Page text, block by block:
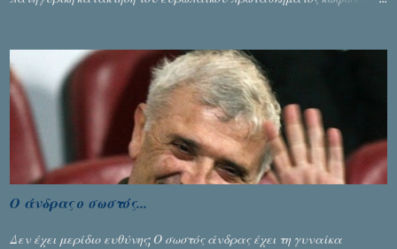
Ζέρβα με την πορεία τους που ολοκληρώθηκε με τη νίκη τους στον
τελικό επί της Λιθουανίας, υπάρχουν και τα δυσάρεστα. Τα πολύ
δυσάρεστα...
Ο άνδρας ο σωστός...
Δεν έχει μερίδιο ευθύνης; Ο σωστός άνδρας έχει τη γυναίκα